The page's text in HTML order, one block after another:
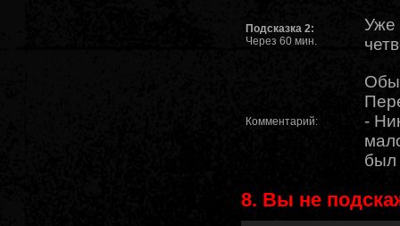
Подсказка 2:
Через 60 мин.
Уже
Комментарий:
-
был
8. Вы не